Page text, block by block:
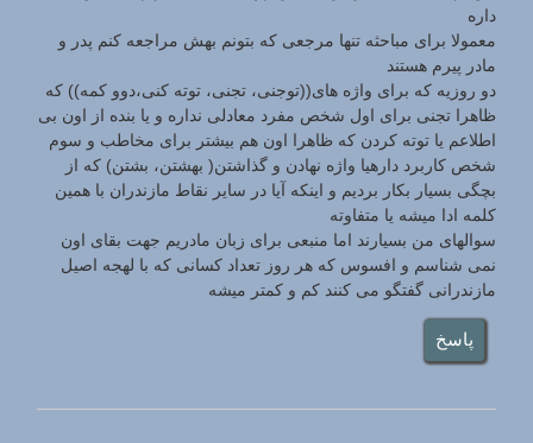
داره
معمولا برای مباحثه تنها مرجعی که بتونم بهش مراجعه کنم پدر و
مادر پیرم هستند
دو روزیه که برای واژه های((توجنی، تجنی، توته کنی،دوو کمه)) که
ظاهرا تجنی برای اول شخص مفرد معادلی نداره و یا بنده از اون بی
اطلاعم یا توته کردن که ظاهرا اون هم بیشتر برای مخاطب و سوم
شخص کاربرد دارهیا واژه نهادن و گذاشتن( بهشتن، بشتن) که از
بچگی بسیار بکار بردیم و اینکه آیا در سایر نقاط مازندران با همین
کلمه ادا میشه یا متفاوته
سوالهای من بسیارند اما منبعی برای زبان مادریم جهت بقای اون
نمی شناسم و افسوس که هر روز تعداد کسانی که با لهجه اصیل
مازندرانی گفتگو می کنند کم و کمتر میشه
پاسخ